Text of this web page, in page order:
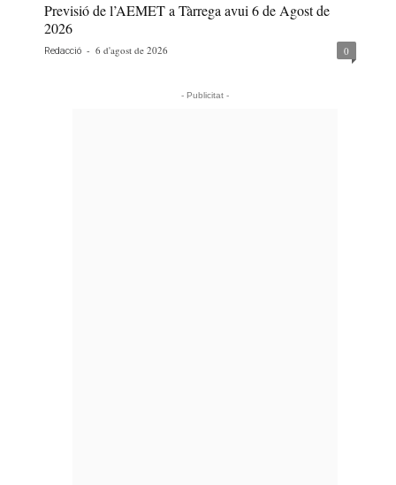
Previsió de l’AEMET a Tàrrega avui 6 de Agost de
2026
Redacció - 6 d'agost de 2026 0
- Publicitat -